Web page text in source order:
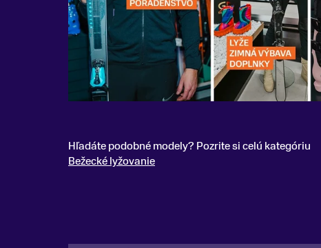
Hľadáte podobné modely? Pozrite si celú kategóriu
Bežecké lyžovanie